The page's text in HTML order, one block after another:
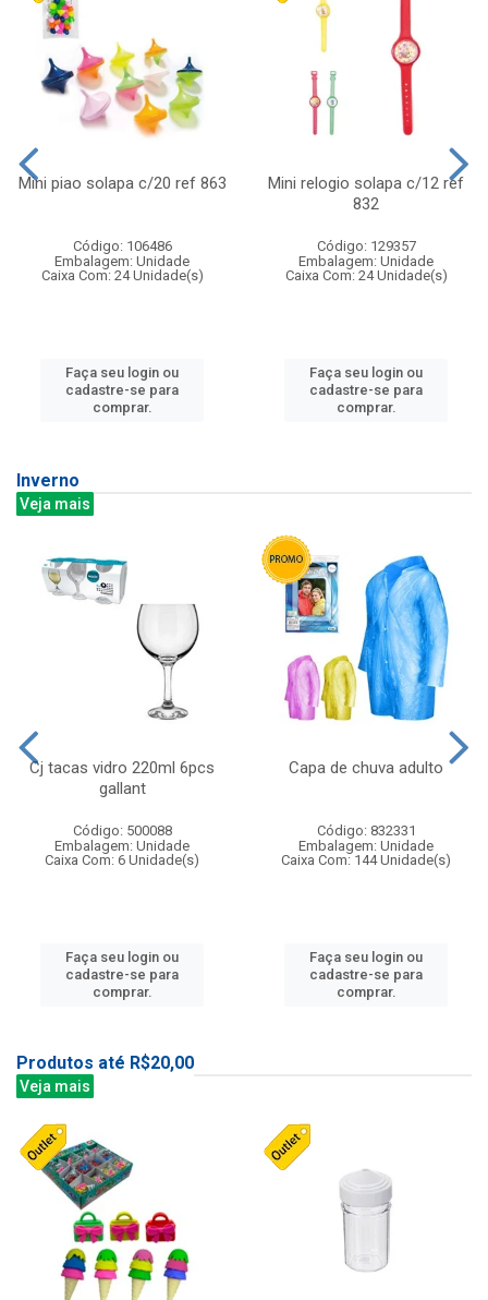
Mini piao solapa c/20 ref 863
Código: 106486
Embalagem: Unidade
Caixa Com: 24 Unidade(s)
Faça seu login ou
cadastre-se para
comprar.
Mini relogio solapa c/12 ref
832
Código: 129357
Embalagem: Unidade
Caixa Com: 24 Unidade(s)
Faça seu login ou
cadastre-se para
comprar.
Inverno
Veja mais
Cj tacas vidro 220ml 6pcs
gallant
Código: 500088
Embalagem: Unidade
Caixa Com: 6 Unidade(s)
Faça seu login ou
cadastre-se para
comprar.
Capa de chuva adulto
Código: 832331
Embalagem: Unidade
Caixa Com: 144 Unidade(s)
Faça seu login ou
cadastre-se para
comprar.
Produtos até R$20,00
Veja mais